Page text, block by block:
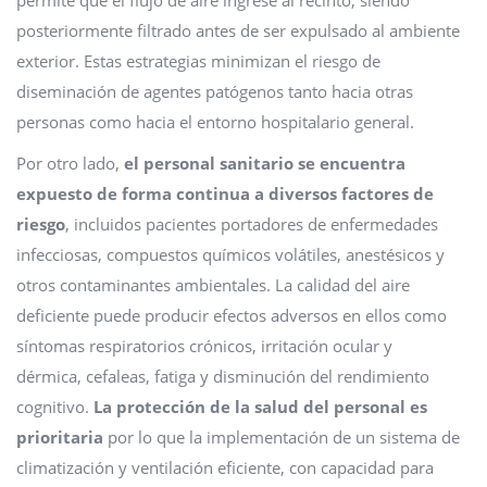
posteriormente filtrado antes de ser expulsado al ambiente
exterior. Estas estrategias minimizan el riesgo de
diseminación de agentes patógenos tanto hacia otras
personas como hacia el entorno hospitalario general.
Por otro lado, el personal sanitario se encuentra
expuesto de forma continua a diversos factores de
riesgo, incluidos pacientes portadores de enfermedades
infecciosas, compuestos químicos volátiles, anestésicos y
otros contaminantes ambientales. La calidad del aire
deficiente puede producir efectos adversos en ellos como
síntomas respiratorios crónicos, irritación ocular y
dérmica, cefaleas, fatiga y disminución del rendimiento
cognitivo. La protección de la salud del personal es
prioritaria por lo que la implementación de un sistema de
climatización y ventilación eficiente, con capacidad para